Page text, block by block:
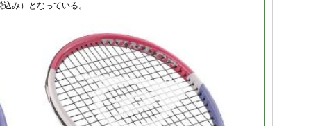
み）となっている。